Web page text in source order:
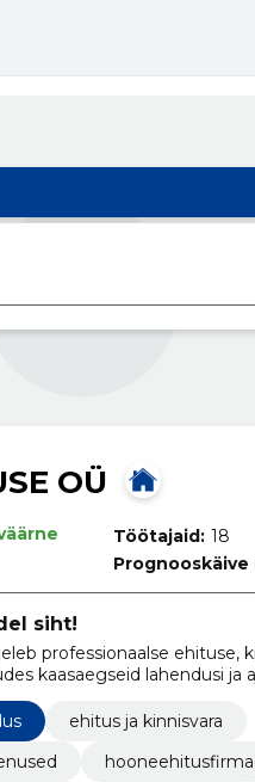
OÜ
Töötajaid: 18
Prognooskäive
siht!
professionaalse ehituse,
kaasaegseid lahendusi ja
ehitus ja kinnisvara